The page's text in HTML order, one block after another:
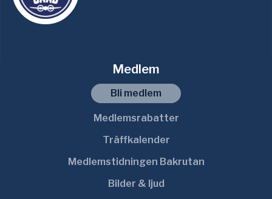
Medlem
Bli medlem
Medlemsrabatter
Träffkalender
Medlemstidningen Bakrutan
Bilder & ljud